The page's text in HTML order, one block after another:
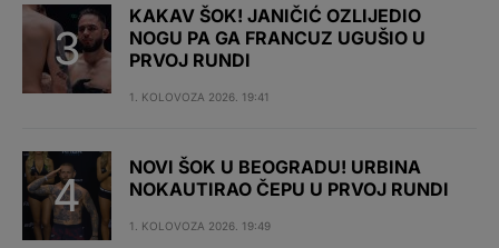
KAKAV ŠOK! JANIČIĆ OZLIJEDIO
NOGU PA GA FRANCUZ UGUŠIO U
PRVOJ RUNDI
1. KOLOVOZA 2026. 19:41
NOVI ŠOK U BEOGRADU! URBINA
NOKAUTIRAO ČEPU U PRVOJ RUNDI
1. KOLOVOZA 2026. 19:49